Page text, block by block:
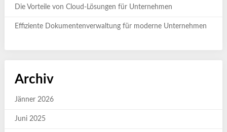
Die Vorteile von Cloud-Lösungen für Unternehmen
Effiziente Dokumentenverwaltung für moderne Unternehmen
Archiv
Jänner 2026
Juni 2025